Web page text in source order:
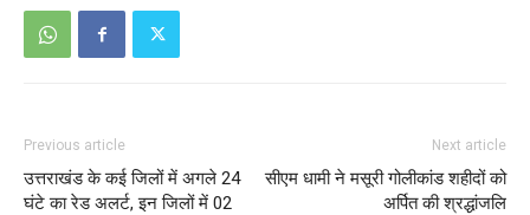
Previous article
उत्तराखंड के कई जिलों में अगले 24
घंटे का रेड अलर्ट, इन जिलों में 02
Next article
सीएम धामी ने मसूरी गोलीकांड शहीदों को
अर्पित की श्रद्धांजलि